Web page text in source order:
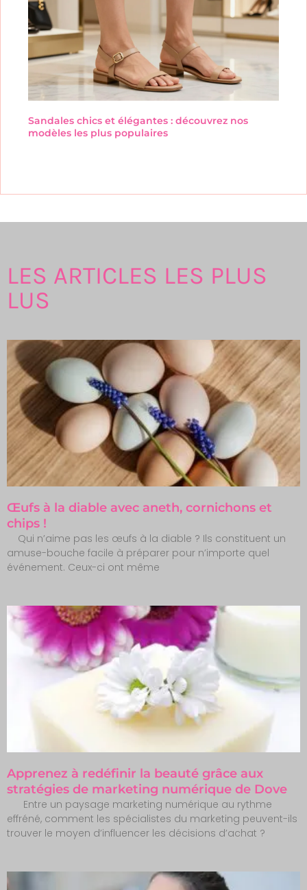
Sandales chics et élégantes : découvrez nos
modèles les plus populaires
LES ARTICLES LES PLUS
LUS
Œufs à la diable avec aneth, cornichons et
chips !
Qui n’aime pas les œufs à la diable ? Ils constituent un
amuse-bouche facile à préparer pour n’importe quel
événement. Ceux-ci ont même
Apprenez à redéfinir la beauté grâce aux
stratégies de marketing numérique de Dove
Entre un paysage marketing numérique au rythme
effréné, comment les spécialistes du marketing peuvent-ils
trouver le moyen d’influencer les décisions d’achat ?